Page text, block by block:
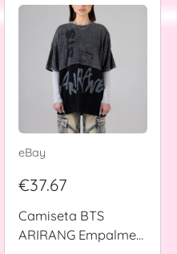
eBay
€37.67
Camiseta BTS
ARIRANG Empalme